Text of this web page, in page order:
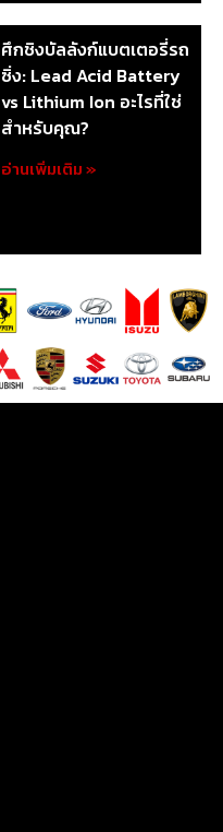
ศึกชิงบัลลังก์แบตเตอรี่รถ
ซิ่ง: Lead Acid Battery
vs Lithium Ion อะไรที่ใช่
สำหรับคุณ?
อ่านเพิ่มเติม »